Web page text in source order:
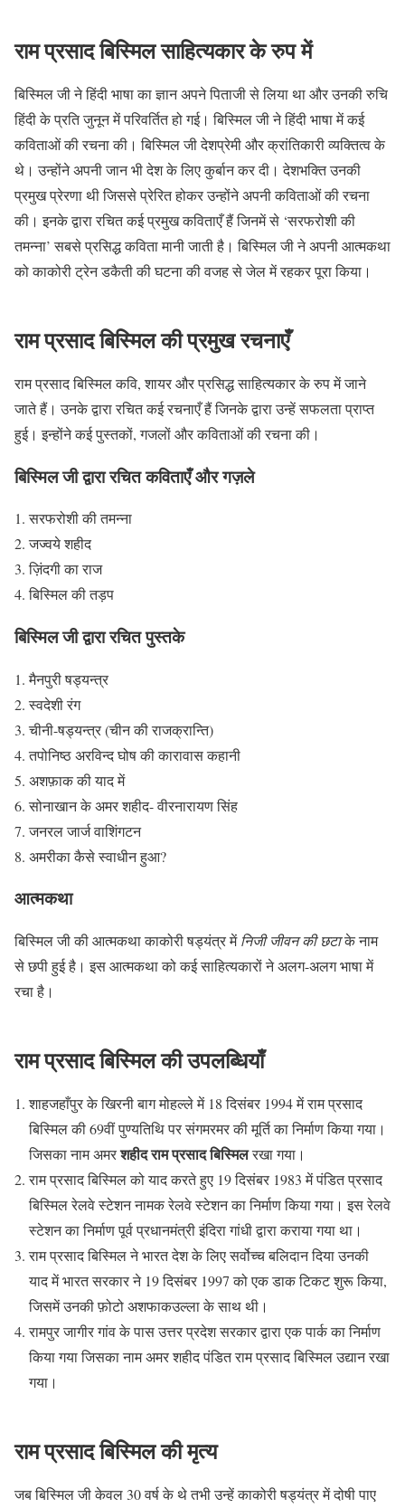
राम प्रसाद बिस्मिल साहित्यकार के रुप में
बिस्मिल जी ने हिंदी भाषा का ज्ञान अपने पिताजी से लिया था और उनकी रुचि
हिंदी के प्रति जुनून में परिवर्तित हो गई। बिस्मिल जी ने हिंदी भाषा में कई
कविताओं की रचना की। बिस्मिल जी देशप्रेमी और क्रांतिकारी व्यक्तित्व के
थे। उन्होंने अपनी जान भी देश के लिए कुर्बान कर दी। देशभक्ति उनकी
प्रमुख प्रेरणा थी जिससे प्रेरित होकर उन्होंने अपनी कविताओं की रचना
की। इनके द्वारा रचित कई प्रमुख कविताएँ हैं जिनमें से ‘सरफरोशी की
तमन्ना’ सबसे प्रसिद्ध कविता मानी जाती है। बिस्मिल जी ने अपनी आत्मकथा
को काकोरी ट्रेन डकैती की घटना की वजह से जेल में रहकर पूरा किया।
राम प्रसाद बिस्मिल की प्रमुख रचनाएँ
राम प्रसाद बिस्मिल कवि, शायर और प्रसिद्ध साहित्यकार के रुप में जाने
जाते हैं। उनके द्वारा रचित कई रचनाएँ हैं जिनके द्वारा उन्हें सफलता प्राप्त
हुई। इन्होंने कई पुस्तकों, गजलों और कविताओं की रचना की।
बिस्मिल जी द्वारा रचित कविताएँ और गज़ले
सरफरोशी की तमन्ना
जज्वये शहीद
ज़िंदगी का राज
बिस्मिल की तड़प
बिस्मिल जी द्वारा रचित पुस्तके
मैनपुरी षड्यन्त्र
स्वदेशी रंग
चीनी-षड्यन्त्र (चीन की राजक्रान्ति)
तपोनिष्ठ अरविन्द घोष की कारावास कहानी
अशफ़ाक की याद में
सोनाखान के अमर शहीद- वीरनारायण सिंह
जनरल जार्ज वाशिंगटन
अमरीका कैसे स्वाधीन हुआ?
आत्मकथा
बिस्मिल जी की आत्मकथा काकोरी षड्यंत्र मेंनिजी जीवन की छटाके नाम
से छपी हुई है। इस आत्मकथा को कई साहित्यकारों ने अलग-अलग भाषा में
रचा है।
राम प्रसाद बिस्मिल की उपलब्धियाँ
शाहजहाँपुर के खिरनी बाग मोहल्ले में 18 दिसंबर 1994 में राम प्रसाद
बिस्मिल की 69वीं पुण्यतिथि पर संगमरमर की मूर्ति का निर्माण किया गया।
जिसका नाम अमरशहीद राम प्रसाद बिस्मिलरखा गया।
राम प्रसाद बिस्मिल को याद करते हुए 19 दिसंबर 1983 में पंडित प्रसाद
बिस्मिल रेलवे स्टेशन नामक रेलवे स्टेशन का निर्माण किया गया। इस रेलवे
स्टेशन का निर्माण पूर्व प्रधानमंत्री इंदिरा गांधी द्वारा कराया गया था।
राम प्रसाद बिस्मिल ने भारत देश के लिए सर्वोच्च बलिदान दिया उनकी
याद में भारत सरकार ने 19 दिसंबर 1997 को एक डाक टिकट शुरू किया,
जिसमें उनकी फ़ोटो अशफाकउल्ला के साथ थी।
रामपुर जागीर गांव के पास उत्तर प्रदेश सरकार द्वारा एक पार्क का निर्माण
किया गया जिसका नाम अमर शहीद पंडित राम प्रसाद बिस्मिल उद्यान रखा
गया।
राम प्रसाद बिस्मिल की मृत्य
जब बिस्मिल जी केवल 30 वर्ष के थे तभी उन्हें काकोरी षड्यंत्र में दोषी पाए